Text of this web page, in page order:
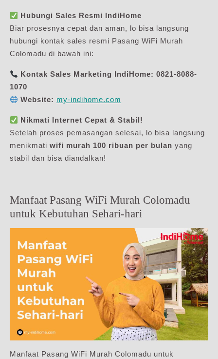
Hubungi Sales Resmi IndiHome
Biar prosesnya cepat dan aman, lo bisa langsung
hubungi kontak sales resmi Pasang WiFi Murah
Colomadu di bawah ini:
Kontak Sales Marketing IndiHome: 0821-8088-
1070
Website: my-indihome.com
Nikmati Internet Cepat & Stabil!
Setelah proses pemasangan selesai, lo bisa langsung
menikmati wifi murah 100 ribuan per bulan yang
stabil dan bisa diandalkan!
Manfaat Pasang WiFi Murah Colomadu
untuk Kebutuhan Sehari-hari
Manfaat Pasang WiFi Murah Colomadu untuk